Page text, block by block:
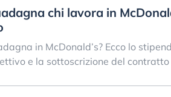
chi lavora in
in McDonald’s? Ecco lo
e la sottoscrizione del